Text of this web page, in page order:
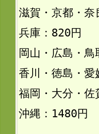
滋賀・京都・
兵庫：820円
岡山・広島・
香川・徳島・
福岡・大分・
沖縄：1480円